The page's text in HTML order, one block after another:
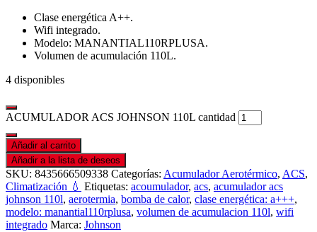
Clase energética A++.
Wifi integrado.
Modelo: MANANTIAL110RPLUSA.
Volumen de acumulación 110L.
4 disponibles
ACUMULADOR ACS JOHNSON 110L cantidad
Añadir al carrito
Añadir a la lista de deseos
SKU: 8435666509338 Categorías: Acumulador Aerotérmico, ACS,
Climatización 💧 Etiquetas: acoumulador, acs, acumulador acs
johnson 110l, aerotermia, bomba de calor, clase energética: a+++,
modelo: manantial110rplusa, volumen de acumulacion 110l, wifi
integrado Marca: Johnson